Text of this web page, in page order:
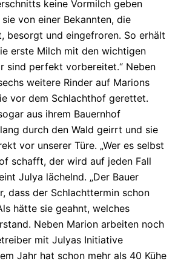
keine Vormilch geben
von einer Bekannten, die
besorgt und eingefroren. So erhält
erste Milch mit den wichtigen
sind perfekt vorbereitet.“ Neben
weitere Rinder auf Marions
vor dem Schlachthof gerettet.
aus ihrem Bauernhof
durch den Wald geirrt und sie
vor unserer Türe. „Wer es selbst
schafft, der wird auf jeden Fall
Julya lächelnd. „Der Bauer
dass der Schlachttermin schon
hätte sie geahnt, welches
Neben Marion arbeiten noch
mit Julyas Initiative
Jahr hat schon mehr als 40 Kühe